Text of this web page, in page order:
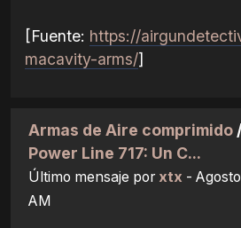
[Fuente: https://
macavity-arms/]
Armas de Aire comprimido
Power Line 717: Un C...
Último mensaje por xtx -
AM